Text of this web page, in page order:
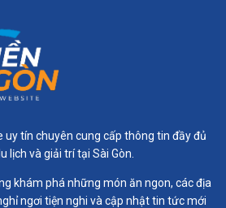
uy tín chuyên cung cấp thông tin đầy đủ
lịch và giải trí tại Sài Gòn.
khám phá những món ăn ngon, các địa
ngơi tiện nghi và cập nhật tin tức mới